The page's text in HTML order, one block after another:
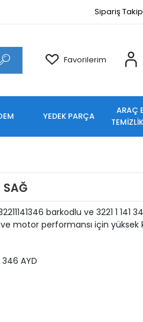
Sipariş Takip
Favorilerim
YEDEK PARÇA
ARAÇ
SAĞ
barkodlu ve 3221 1 141
ve motor performansı için
346 AYD